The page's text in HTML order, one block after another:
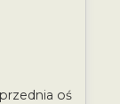
oś